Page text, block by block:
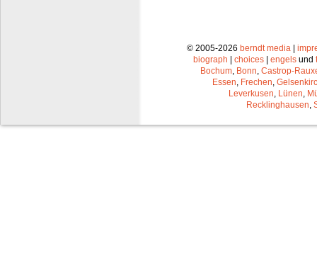
© 2005-2026 berndt media |
biograph | choices | engels und
Bochum Bonn Castrop-
Essen Frechen
Leverkusen Lünen
Recklinghausen